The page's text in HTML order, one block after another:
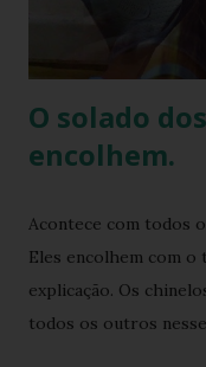
combinações de
O solado
encolhem.
Acontece com todos
Eles encolhem com o
explicação. Os
todos os outros